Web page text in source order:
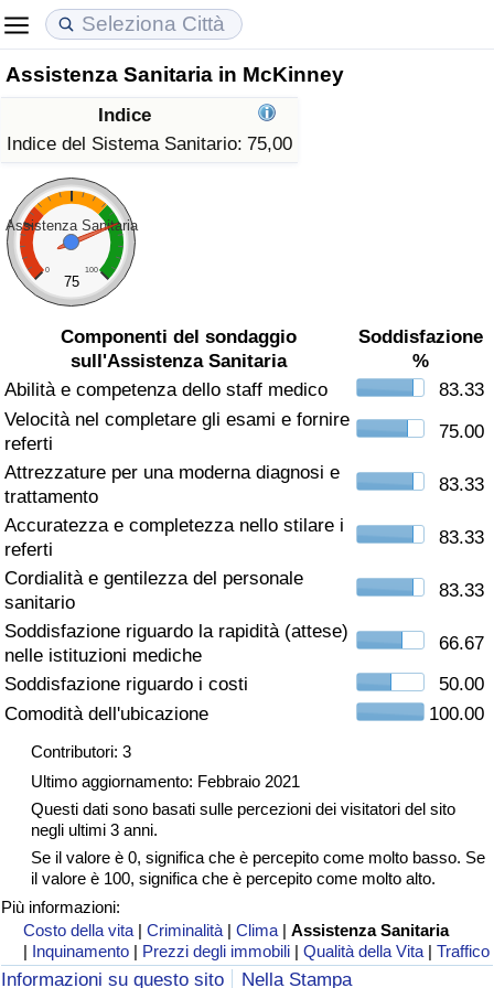
Assistenza Sanitaria in McKinney
Indice
Indice del Sistema Sanitario: 75,00
Assistenza Sanitaria
0 100
75
Componenti del sondaggio
sull'Assistenza Sanitaria
Soddisfazione
%
Abilità e competenza dello staff medico
83.33
Velocità nel completare gli esami e fornire
referti
75.00
Attrezzature per una moderna diagnosi e
trattamento
83.33
Accuratezza e completezza nello stilare i
referti
83.33
Cordialità e gentilezza del personale
sanitario
83.33
Soddisfazione riguardo la rapidità (attese)
nelle istituzioni mediche
66.67
Soddisfazione riguardo i costi
50.00
Comodità dell'ubicazione
100.00
Contributori: 3
Ultimo aggiornamento: Febbraio 2021
Questi dati sono basati sulle percezioni dei visitatori del sito
negli ultimi 3 anni.
Se il valore è 0, significa che è percepito come molto basso. Se
il valore è 100, significa che è percepito come molto alto.
Più informazioni:
Costo della vita |Criminalità |Clima |Assistenza Sanitaria
| Inquinamento | Prezzi degli immobili |Qualità della Vita |Traffico
Informazioni su questo sito Nella Stampa
Costo della vita
Indice Del Costo Della Vita (corrente)
Indice Del Costo Della Vita
Indice del Costo della Vita per Nazione
ad Aqaba
Prezzi degli immobili
Indice del Prezzo delle Case (Corrente)
Indice del Prezzo delle Case
Indice del Prezzo delle Case per Nazione
Qualità della Vita
Indice della Qualità della Vita
Indice della Qualità della Vita (Corrente)
Indice della qualità della vita per Paese
Criminalità
Indice del Tasso di Criminalità (Corrente)
Indice della Criminalità
Indice di criminalità per paese
Assistenza Sanitaria
Indice dell’Assistenza Sanitaria (Corrente)
Indice dell’Assistenza Sanitaria
Indice dell’Assistenza Sanitaria per
Inquinamento
Indice dell’Inquinamento (Corrente)
Indice di inquinamento
Indice dell’Inquinamento per Nazione